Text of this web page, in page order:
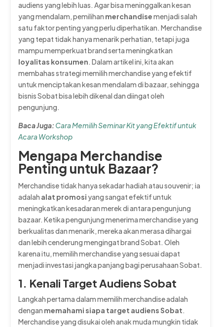
audiens yang lebih luas. Agar bisa meninggalkan kesan
yang mendalam, pemilihan merchandisemenjadi salah
satu faktor penting yang perlu diperhatikan. Merchandise
yang tepat tidak hanya menarik perhatian, tetapi juga
mampu memperkuat brand serta meningkatkan
loyalitas konsumen. Dalam artikel ini, kita akan
membahas strategi memilih merchandise yang efektif
untuk menciptakan kesan mendalam di bazaar, sehingga
bisnis Sobat bisa lebih dikenal dan diingat oleh
pengunjung.
Baca Juga: Cara Memilih Seminar Kit yang Efektif untuk
Acara Workshop
Mengapa Merchandise
Penting untuk Bazaar?
Merchandise tidak hanya sekadar hadiah atau souvenir; ia
adalah alat promosi yang sangat efektif untuk
meningkatkan kesadaran merek di antara pengunjung
bazaar. Ketika pengunjung menerima merchandise yang
berkualitas dan menarik, mereka akan merasa dihargai
dan lebih cenderung mengingat brand Sobat. Oleh
karena itu, memilih merchandise yang sesuai dapat
menjadi investasi jangka panjang bagi perusahaan Sobat.
1. Kenali Target Audiens Sobat
Langkah pertama dalam memilih merchandise adalah
dengan memahami siapa target audiens Sobat.
Merchandise yang disukai oleh anak muda mungkin tidak